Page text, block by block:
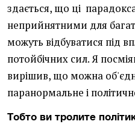
здається, що ці
неприйнятними для
можуть відбуватися під
потойбічних сил. Я
вирішив, що можна
паранормальне і
Тобто ви тролите